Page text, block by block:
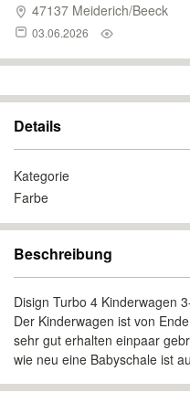
47137 Meiderich/Beeck
03.06.2026
Details
Kategorie
Farbe
Beschreibung
Disign Turbo 4 Kinderwagen
Der Kinderwagen ist von
sehr gut erhalten einpaar
wie neu eine Babyschale ist